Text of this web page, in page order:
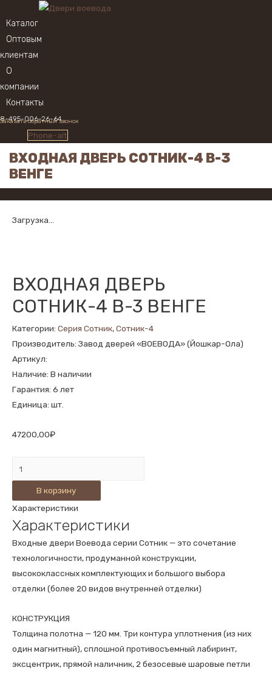
Каталог
Оптовым
клиентам
О
компании
Контакты
8-495-006-26-64
Заказать обратный звонок
Phone-alt
ВХОДНАЯ ДВЕРЬ СОТНИК-4 В-3
ВЕНГЕ
Загрузка...
ВХОДНАЯ ДВЕРЬ
СОТНИК-4 В-3 ВЕНГЕ
Категории: Серия Сотник,Сотник-4
Производитель: Завод дверей «ВОЕВОДА» (Йошкар-Ола)
Артикул:
Наличие: В наличии
Гарантия: 6 лет
Единица: шт.
47200,00₽
ВХОДНАЯ
ДВЕРЬ
СОТНИК-4
В-3
ВЕНГЕ
В корзину
Характеристики
Характеристики
Входные двери Воевода серии Сотник — это сочетание
технологичности, продуманной конструкции,
высококлассных комплектующих и большого выбора
отделки (более 20 видов внутренней отделки)
КОНСТРУКЦИЯ
Толщина полотна — 120 мм. Три контура уплотнения (из них
один магнитный), сплошной противосъемный лабиринт,
эксцентрик, прямой наличник, 2 безосевые шаровые петли